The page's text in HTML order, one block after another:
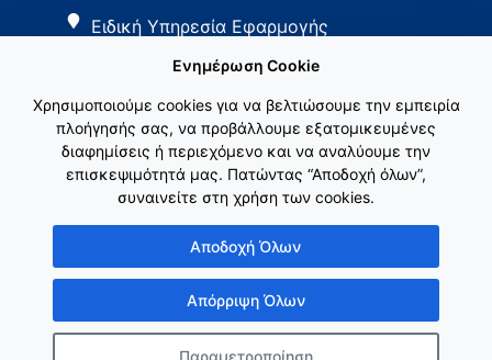
Ειδική Υπηρεσία Εφαρμογής
Εθνικό Δίκτυο ΚΑΠ
Ενημέρωση Cookie
Χρησιμοποιούμε cookies για να βελτιώσουμε την εμπειρία
πλοήγησής σας, να προβάλλουμε εξατομικευμένες
διαφημίσεις ή περιεχόμενο και να αναλύουμε την
επισκεψιμότητά μας. Πατώντας “Αποδοχή όλων”,
συναινείτε στη χρήση των cookies.
Αποδοχή Όλων
Απόρριψη Όλων
Παραμετροποίηση